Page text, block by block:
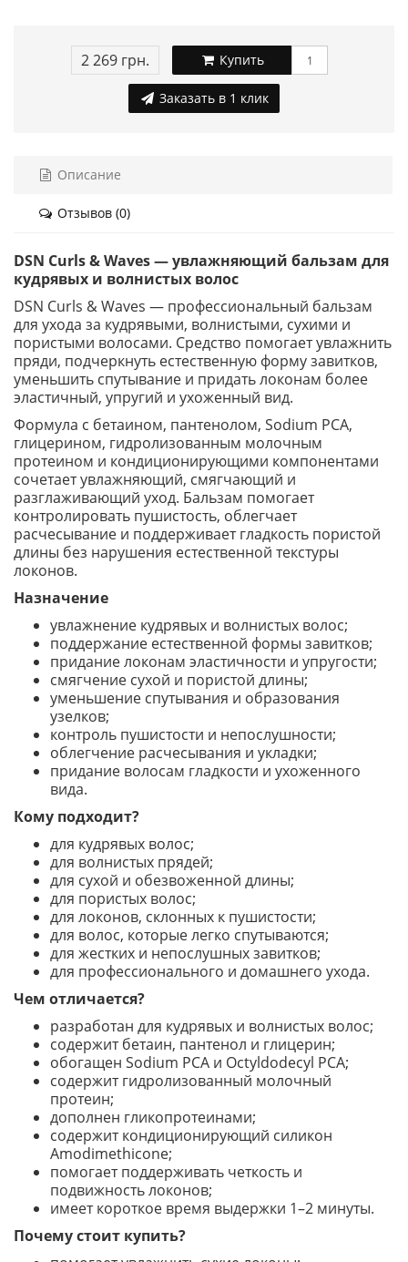
2 269 грн. Купить
Заказать в 1 клик
Описание
Отзывов (0)
DSN Curls & Waves — увлажняющий бальзам для
кудрявых и волнистых волос
DSN Curls & Waves — профессиональный бальзам
для ухода за кудрявыми, волнистыми, сухими и
пористыми волосами. Средство помогает увлажнить
пряди, подчеркнуть естественную форму завитков,
уменьшить спутывание и придать локонам более
эластичный, упругий и ухоженный вид.
Формула с бетаином, пантенолом, Sodium PCA,
глицерином, гидролизованным молочным
протеином и кондиционирующими компонентами
сочетает увлажняющий, смягчающий и
разглаживающий уход. Бальзам помогает
контролировать пушистость, облегчает
расчесывание и поддерживает гладкость пористой
длины без нарушения естественной текстуры
локонов.
Назначение
увлажнение кудрявых и волнистых волос;
поддержание естественной формы завитков;
придание локонам эластичности и упругости;
смягчение сухой и пористой длины;
уменьшение спутывания и образования
узелков;
контроль пушистости и непослушности;
облегчение расчесывания и укладки;
придание волосам гладкости и ухоженного
вида.
Кому подходит?
для кудрявых волос;
для волнистых прядей;
для сухой и обезвоженной длины;
для пористых волос;
для локонов, склонных к пушистости;
для волос, которые легко спутываются;
для жестких и непослушных завитков;
для профессионального и домашнего ухода.
Чем отличается?
разработан для кудрявых и волнистых волос;
содержит бетаин, пантенол и глицерин;
обогащен Sodium PCA и Octyldodecyl PCA;
содержит гидролизованный молочный
протеин;
дополнен гликопротеинами;
содержит кондиционирующий силикон
Amodimethicone;
помогает поддерживать четкость и
подвижность локонов;
имеет короткое время выдержки 1–2 минуты.
Почему стоит купить?